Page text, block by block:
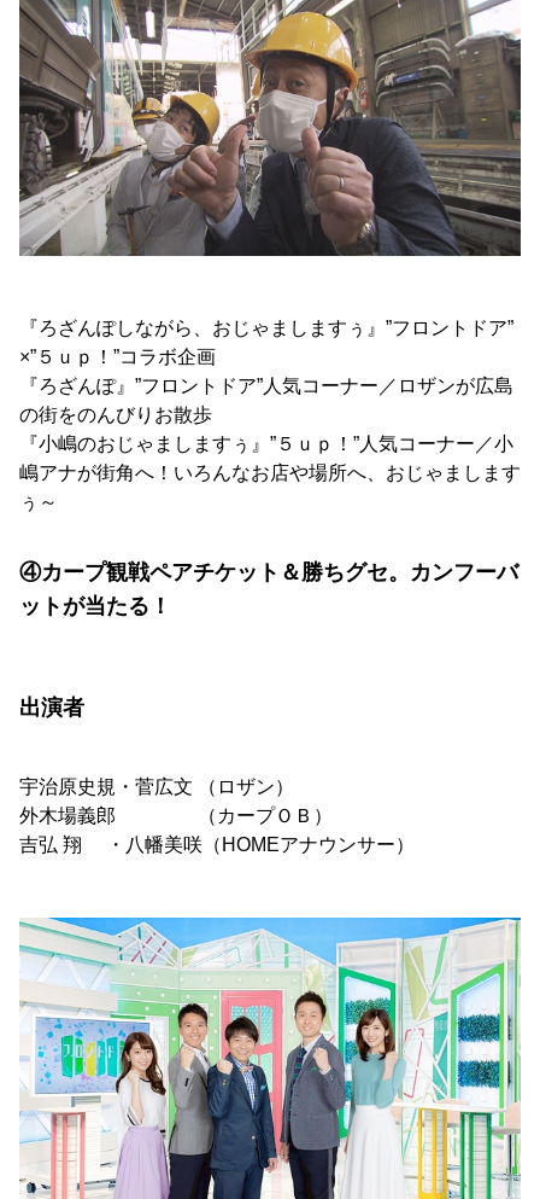
『ろざんぽしながら、おじゃましますぅ』”フロントドア”
×”５ｕｐ！”コラボ企画
『ろざんぽ』”フロントドア”人気コーナー／ロザンが広島
の街をのんびりお散歩
『小嶋のおじゃましますぅ』”５ｕｐ！”人気コーナー／小
嶋アナが街角へ！いろんなお店や場所へ、おじゃまします
ぅ～
④カープ観戦ペアチケット＆勝ちグセ。カンフーバ
ットが当たる！
出演者
宇治原史規・菅広文 （ロザン）
外木場義郎 （カープＯＢ）
吉弘 翔 ・八幡美咲（HOMEアナウンサー）